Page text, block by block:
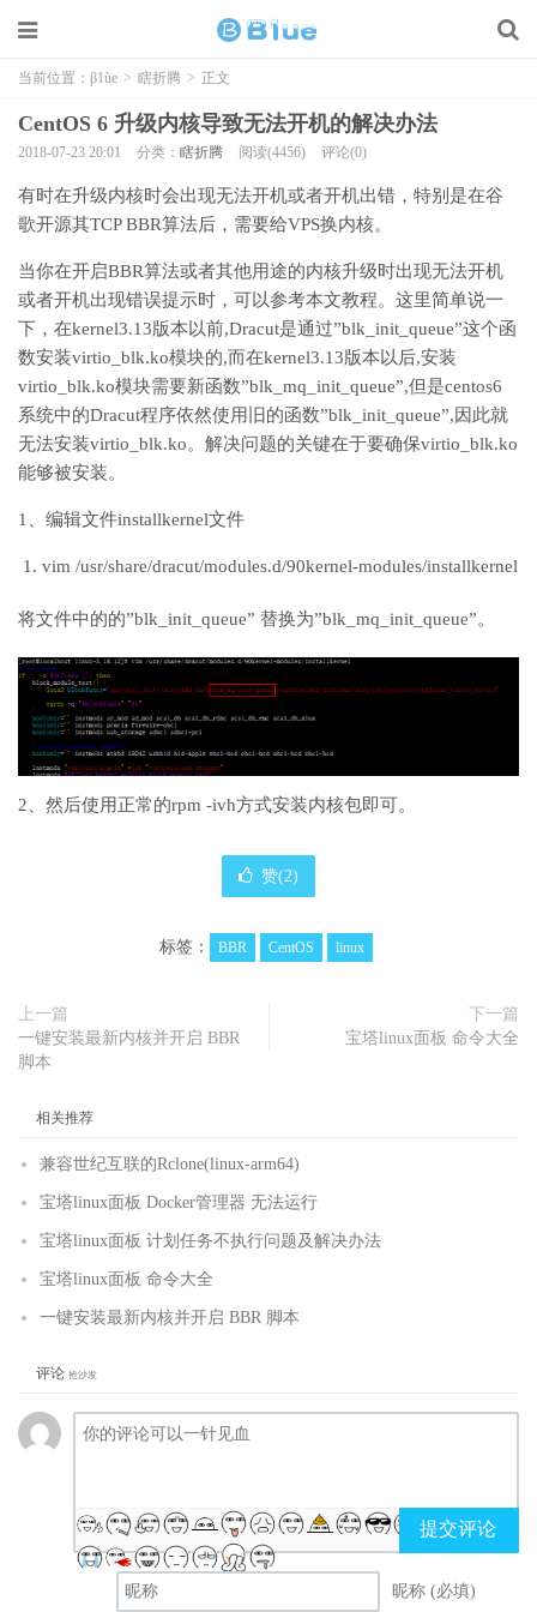
当前位置： β1ùe > 瞎折腾 > 正文
CentOS 6 升级内核导致无法开机的解决办法
2018-07-23 20:01 分类： 瞎折腾 阅读(4456) 评论(0)
有时在升级内核时会出现无法开机或者开机出错，特别是在谷
歌开源其TCP BBR算法后，需要给VPS换内核。
当你在开启BBR算法或者其他用途的内核升级时出现无法开机
或者开机出现错误提示时，可以参考本文教程。这里简单说一
下，在kernel3.13版本以前,Dracut是通过”blk_init_queue”这个函
数安装virtio_blk.ko模块的,而在kernel3.13版本以后,安装
virtio_blk.ko模块需要新函数”blk_mq_init_queue”,但是centos6
系统中的Dracut程序依然使用旧的函数”blk_init_queue”,因此就
无法安装virtio_blk.ko。解决问题的关键在于要确保virtio_blk.ko
能够被安装。
1、编辑文件installkernel文件
vim /usr/share/dracut/modules.d/90kernel-modules/installkernel
将文件中的的”blk_init_queue” 替换为”blk_mq_init_queue”。
2、然后使用正常的rpm -ivh方式安装内核包即可。
赞(2)
标签： BBR CentOS linux
上一篇
一键安装最新内核并开启 BBR
脚本
下一篇
宝塔linux面板 命令大全
相关推荐
兼容世纪互联的Rclone(linux-arm64)
宝塔linux面板 Docker管理器 无法运行
宝塔linux面板 计划任务不执行问题及解决办法
宝塔linux面板 命令大全
一键安装最新内核并开启 BBR 脚本
评论 抢沙发
提交评论
昵称 (必填)